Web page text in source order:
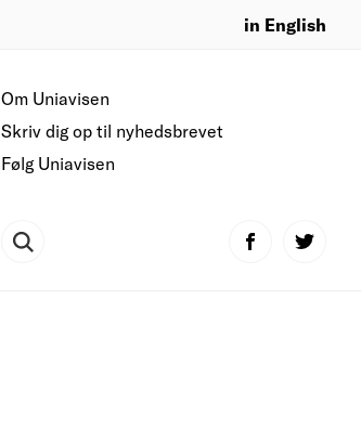
in English
Om Uniavisen
Skriv dig op til nyhedsbrevet
Følg Uniavisen